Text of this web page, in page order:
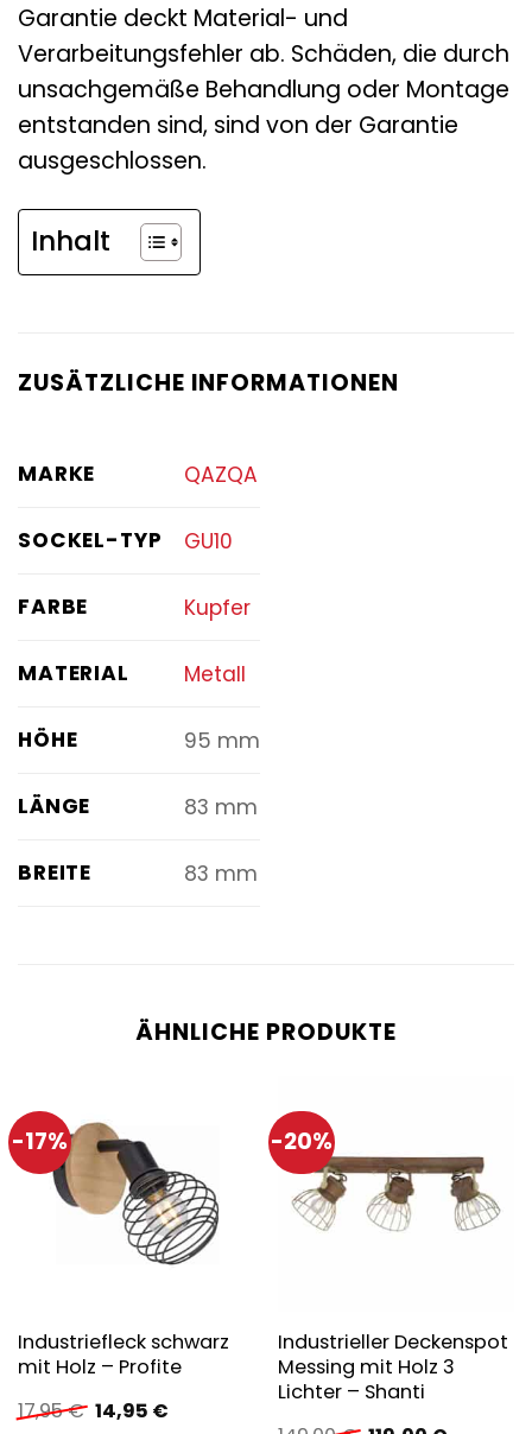
Garantie deckt Material- und
Verarbeitungsfehler ab. Schäden, die durch
unsachgemäße Behandlung oder Montage
entstanden sind, sind von der Garantie
ausgeschlossen.
Inhalt
ZUSÄTZLICHE INFORMATIONEN
MARKE QAZQA
SOCKEL-TYP GU10
FARBE Kupfer
MATERIAL Metall
HÖHE 95 mm
LÄNGE 83 mm
BREITE 83 mm
ÄHNLICHE PRODUKTE
-17%
Industriefleck schwarz
mit Holz – Profite
17,95€ Ursprünglicher
14,95 €Aktueller
-20%
Industrieller Deckenspot
Messing mit Holz 3
Lichter – Shanti